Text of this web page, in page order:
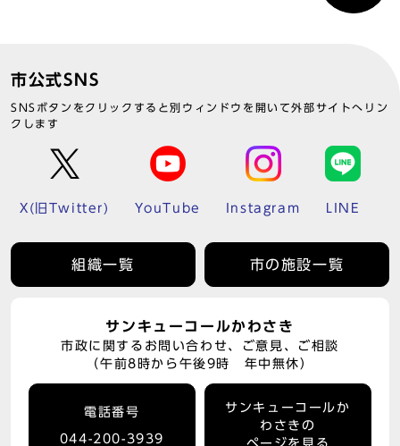
市公式SNS
SNSボタンをクリックすると別ウィンドウを開いて外部サイトへリン
クします
X(旧Twitter) YouTube Instagram LINE
組織一覧 市の施設一覧
サンキューコールかわさき
市政に関するお問い合わせ、ご意見、ご相談
（午前8時から午後9時 年中無休）
電話番号
044-200-3939
サンキューコールか
わさきの